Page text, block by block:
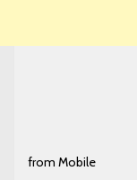
from Mobile